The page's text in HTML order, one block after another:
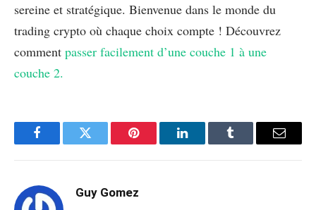
sereine et stratégique. Bienvenue dans le monde du
trading crypto où chaque choix compte ! Découvrez
comment passer facilement d’une couche 1 à une
couche 2.
FacebookTwitter Pinterest LinkedInTumblr Email
Guy Gomez